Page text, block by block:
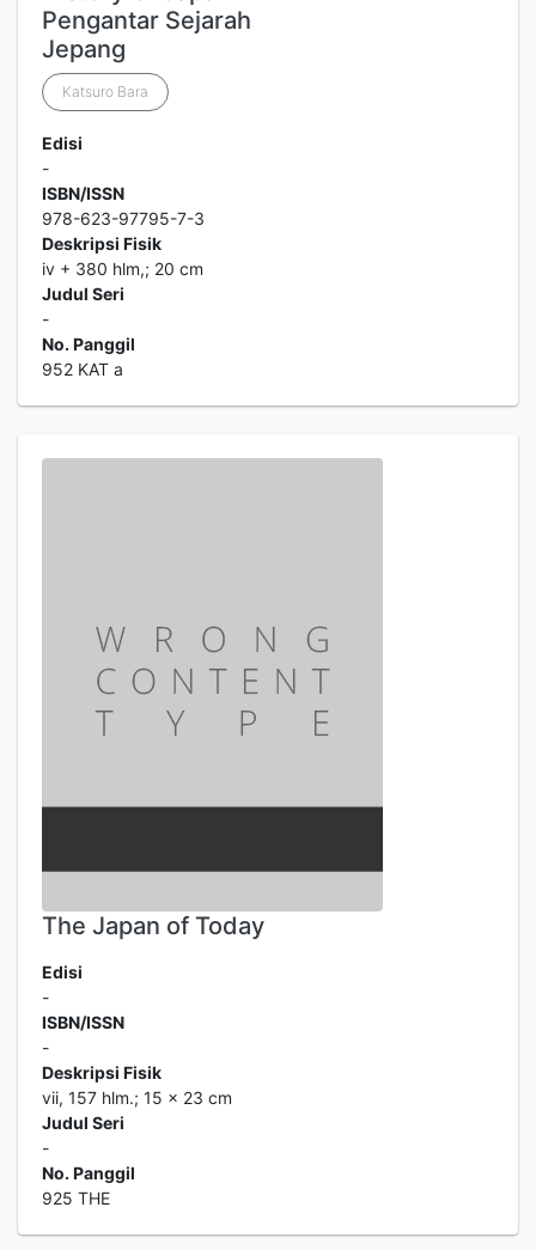
Pengantar Sejarah
Jepang
Katsuro Bara
Edisi
-
ISBN/ISSN
978-623-97795-7-3
Deskripsi Fisik
iv + 380 hlm,; 20 cm
Judul Seri
-
No. Panggil
952 KAT a
The Japan of Today
Edisi
-
ISBN/ISSN
-
Deskripsi Fisik
vii, 157 hlm.; 15 x 23 cm
Judul Seri
-
No. Panggil
925 THE